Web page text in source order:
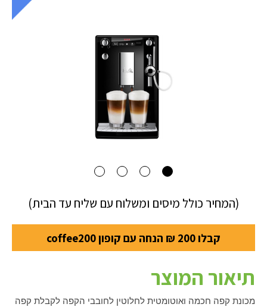
(המחיר כולל מיסים ומשלוח עם שליח עד הבית)
קבלו 200 ₪ הנחה עם קופון coffee200
תיאור המוצר
מכונת קפה חכמה ואוטומטית לחלוטין לחובבי הקפה לקבלת קפה